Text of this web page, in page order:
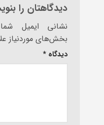
دیدگاهتان را
نشانی ایمیل
بخش‌های موردنیاز
دیدگاه *